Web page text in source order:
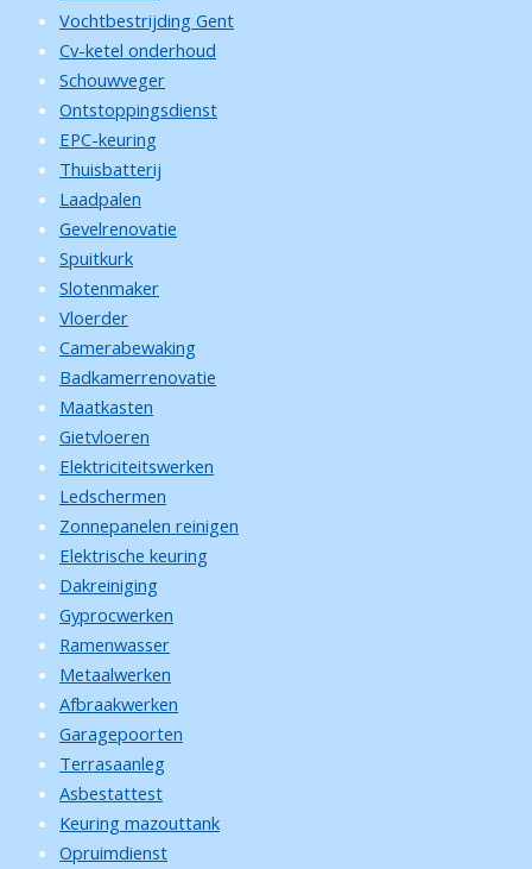
Vochtbestrijding Gent
Cv-ketel onderhoud
Schouwveger
Ontstoppingsdienst
EPC-keuring
Thuisbatterij
Laadpalen
Gevelrenovatie
Spuitkurk
Slotenmaker
Vloerder
Camerabewaking
Badkamerrenovatie
Maatkasten
Gietvloeren
Elektriciteitswerken
Ledschermen
Zonnepanelen reinigen
Elektrische keuring
Dakreiniging
Gyprocwerken
Ramenwasser
Metaalwerken
Afbraakwerken
Garagepoorten
Terrasaanleg
Asbestattest
Keuring mazouttank
Opruimdienst